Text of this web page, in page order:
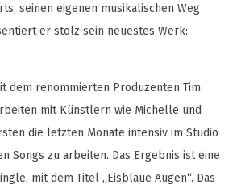
seinen eigenen musikalischen Weg
er stolz sein neuestes Werk:
dem renommierten Produzenten Tim
mit Künstlern wie Michelle und
die letzten Monate intensiv im Studio
Songs zu arbeiten. Das Ergebnis ist eine
mit dem Titel „Eisblaue Augen“. Das